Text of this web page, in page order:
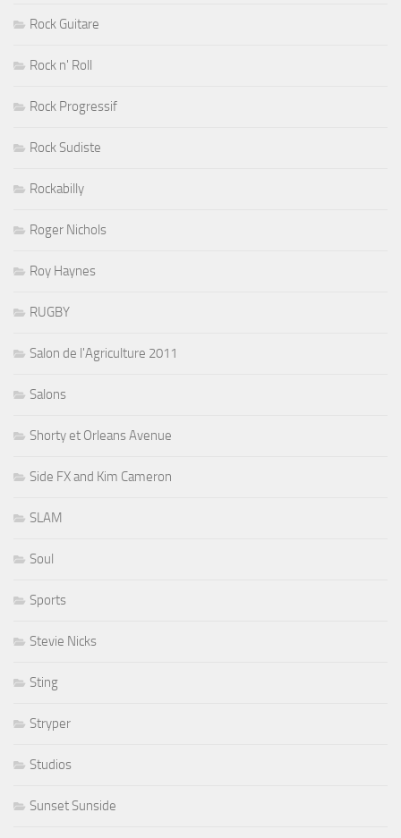
Rock Guitare
Rock n' Roll
Rock Progressif
Rock Sudiste
Rockabilly
Roger Nichols
Roy Haynes
RUGBY
Salon de l'Agriculture 2011
Salons
Shorty et Orleans Avenue
Side FX and Kim Cameron
SLAM
Soul
Sports
Stevie Nicks
Sting
Stryper
Studios
Sunset Sunside